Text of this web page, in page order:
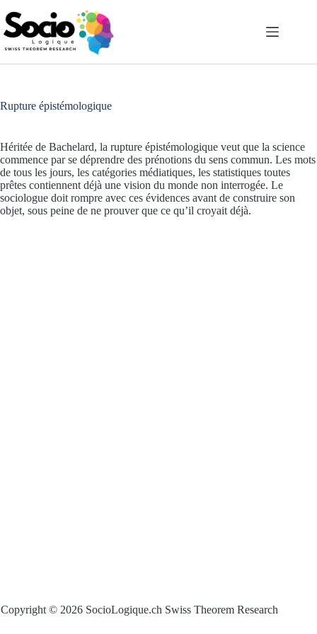
au
contenu
Rupture épistémologique
Héritée de Bachelard, la rupture épistémologique veut que la science
commence par se déprendre des prénotions du sens commun. Les mots
de tous les jours, les catégories médiatiques, les statistiques toutes
prêtes contiennent déjà une vision du monde non interrogée. Le
sociologue doit rompre avec ces évidences avant de construire son
objet, sous peine de ne prouver que ce qu’il croyait déjà.
Copyright © 2026 SocioLogique.ch Swiss Theorem Research